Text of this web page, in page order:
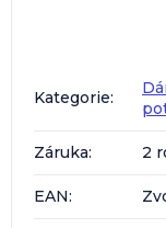
Kategorie:
Záruka: 2
EAN: